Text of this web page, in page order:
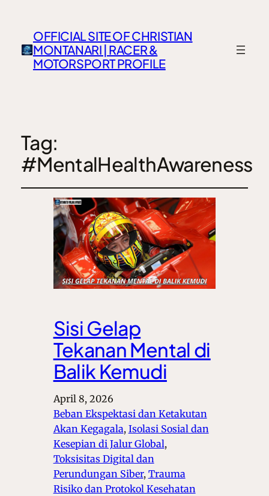
OFFICIAL SITE OF CHRISTIAN
MONTANARI | RACER &
MOTORSPORT PROFILE
Tag:
#MentalHealthAwareness
Sisi Gelap
Tekanan Mental di
Balik Kemudi
April 8, 2026
Beban Ekspektasi dan Ketakutan
Akan Kegagala, Isolasi Sosial dan
Kesepian di Jalur Global ,
Toksisitas Digital dan
Perundungan Siber, Trauma
Risiko dan Protokol Kesehatan